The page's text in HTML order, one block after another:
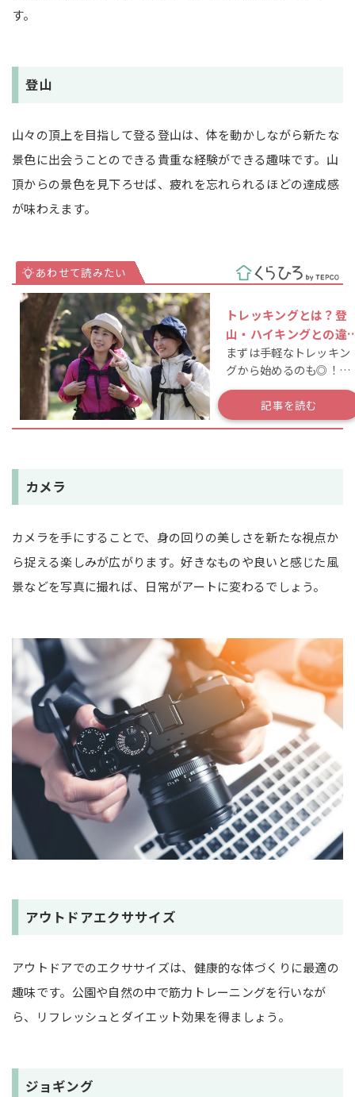
す。
登山
山々の頂上を目指して登る登山は、体を動かしながら新たな
景色に出会うことのできる貴重な経験ができる趣味です。山
頂からの景色を見下ろせば、疲れを忘れられるほどの達成感
が味わえます。
トレッキングとは？登
山・ハイキングとの違
や服装・装備を解説！
まずは手軽なトレッキン
グから始めるのも◎！始
め方や登山との違いも解
記事を読む
カメラ
カメラを手にすることで、身の回りの美しさを新たな視点か
ら捉える楽しみが広がります。好きなものや良いと感じた風
景などを写真に撮れば、日常がアートに変わるでしょう。
アウトドアエクササイズ
アウトドアでのエクササイズは、健康的な体づくりに最適の
趣味です。公園や自然の中で筋力トレーニングを行いなが
ら、リフレッシュとダイエット効果を得ましょう。
ジョギング